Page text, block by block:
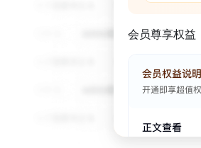
会员尊享权益